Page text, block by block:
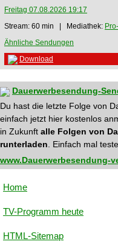
Freitag 07.08.2026 19:17
Stream: 60 min | Mediathek:
Ähnliche Sendungen
Download
Dauerwerbesendung-
Du hast die letzte Folge von
einfach jetzt hier kostenlos
in Zukunft alle Folgen von
runterladen . Einfach mal
www.Dauerwerbesendung-
Home
TV-Programm heute
HTML-Sitemap